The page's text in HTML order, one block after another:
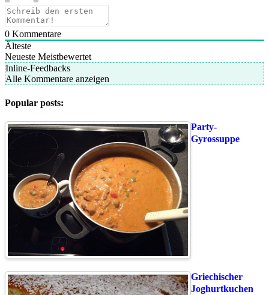
0 Kommentare
Älteste
Neueste Meistbewertet
Inline-Feedbacks
Alle Kommentare anzeigen
Popular posts:
Party-
Gyrossuppe
Griechischer
Joghurtkuchen